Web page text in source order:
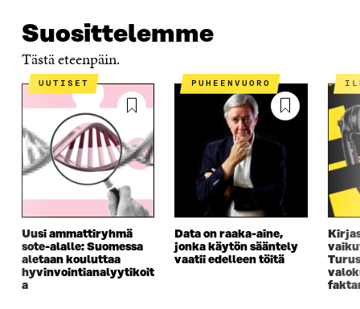
Suosittelemme
Tästä eteenpäin.
UUTISET
Uusi ammattiryhmä
sote-alalle: Suomessa
aletaan kouluttaa
hyvinvointianalyytikoit
a
PUHEENVUORO
Data on raaka-aine,
jonka käytön sääntely
vaatii edelleen töitä